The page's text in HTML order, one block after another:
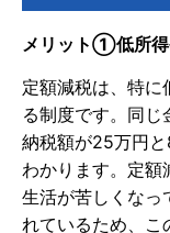
メリット①低所得
定額減税は、特に
る制度です。同じ
納税額が25万円
わかります。定額
生活が苦しくなっ
れているため、こ